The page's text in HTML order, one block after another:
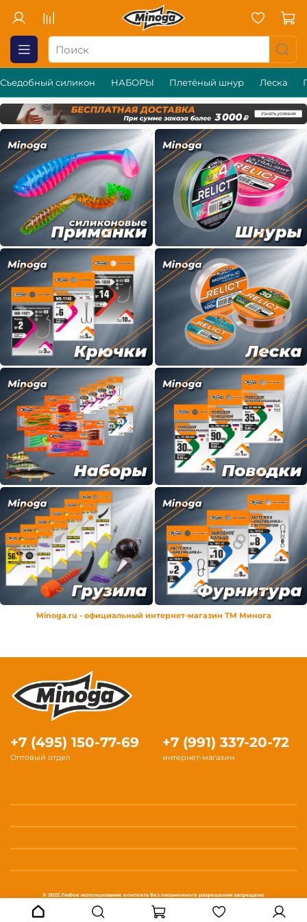
Съедобный силикон НАБОРЫ Плетёный шнур Леска
Minoga.ru - официальный интернет-магазин ТМ Минога
+7 (495) 150-77-69
Оптовый отдел
+7 (991) 337-20-72
интернет-магазин
© 2022 Любое использование контента без письменного разрешения запрещено